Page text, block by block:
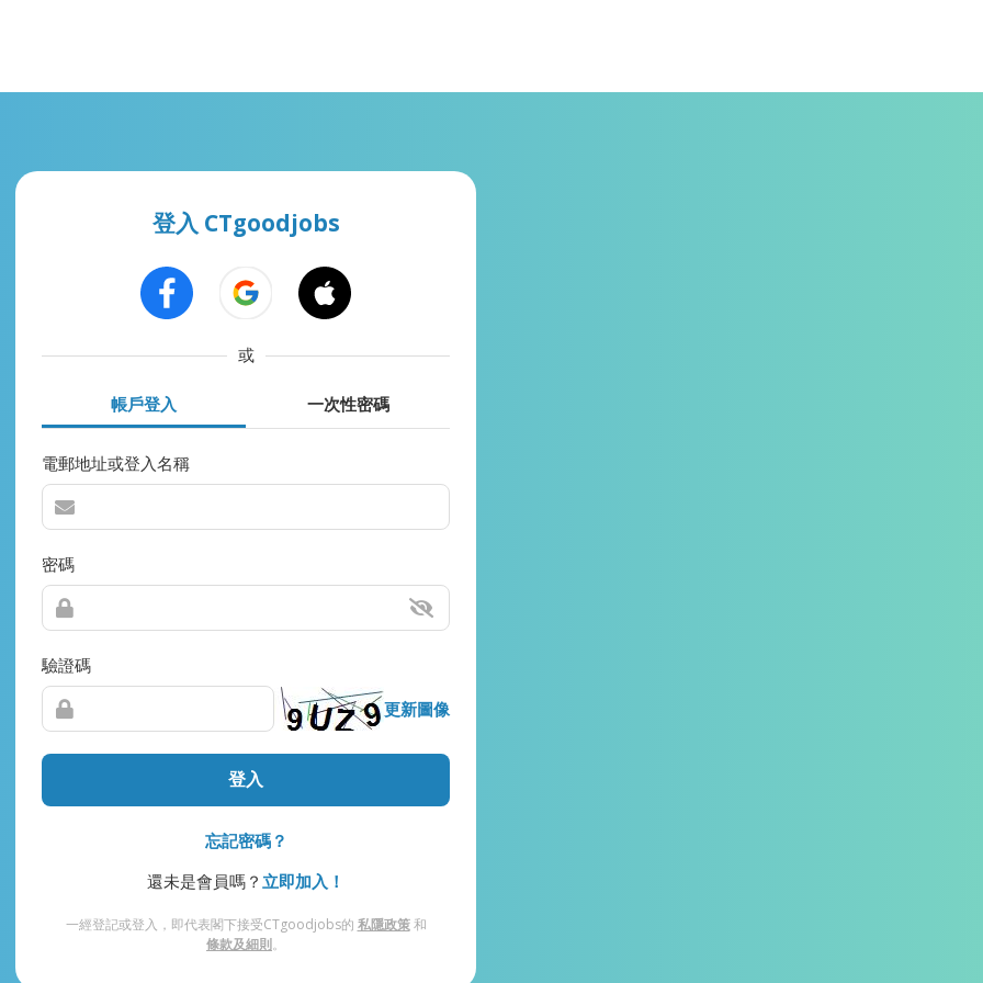
登入 CTgoodjobs
或
帳戶登入 一次性密碼
電郵地址或登入名稱
密碼
驗證碼
更新圖像
登入
忘記密碼？
還未是會員嗎？ 立即加入！
一經登記或登入，即代表閣下接受CTgoodjobs的 私隱政策和
條款及細則。